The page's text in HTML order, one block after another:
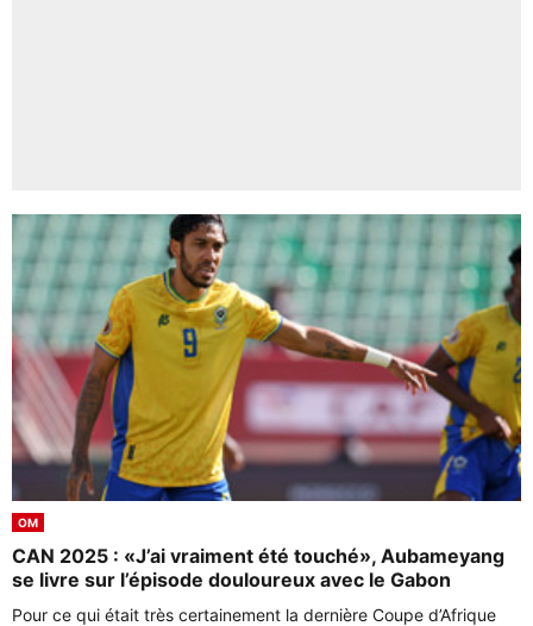
OM
CAN 2025 : «J’ai vraiment été touché», Aubameyang
se livre sur l’épisode douloureux avec le Gabon
Pour ce qui était très certainement la dernière Coupe d’Afrique